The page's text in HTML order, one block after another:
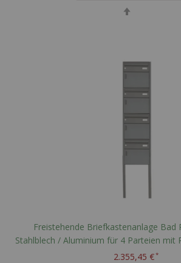
Reihenfolge
Freistehende Briefkastenanlage Bad
Stahlblech / Aluminium für 4 Parteien mit
Norm - RAL nach Wahl
2.355,45 €